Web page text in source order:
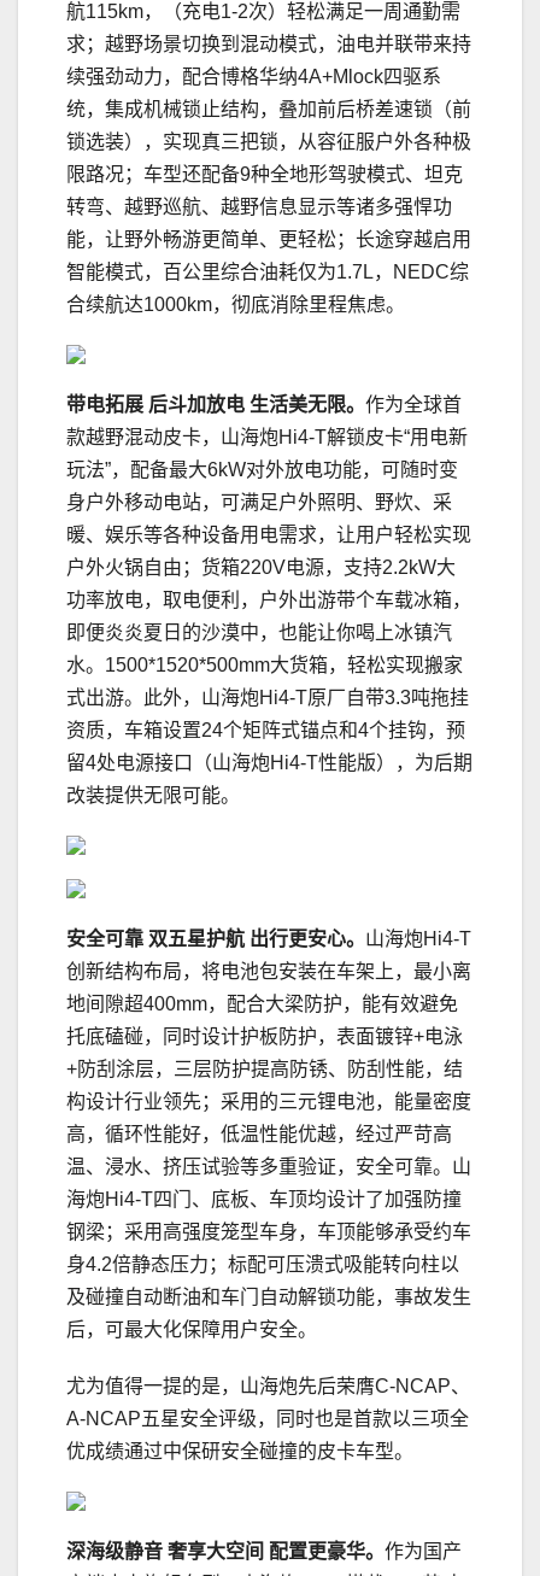
航115km，（充电1-2次）轻松满足一周通勤需
求；越野场景切换到混动模式，油电并联带来持
续强劲动力，配合博格华纳4A+Mlock四驱系
统，集成机械锁止结构，叠加前后桥差速锁（前
锁选装），实现真三把锁，从容征服户外各种极
限路况；车型还配备9种全地形驾驶模式、坦克
转弯、越野巡航、越野信息显示等诸多强悍功
能，让野外畅游更简单、更轻松；长途穿越启用
智能模式，百公里综合油耗仅为1.7L，NEDC综
合续航达1000km，彻底消除里程焦虑。
带电拓展 后斗加放电 生活美无限。 作为全球首
款越野混动皮卡，山海炮Hi4-T解锁皮卡“用电新
玩法”，配备最大6kW对外放电功能，可随时变
身户外移动电站，可满足户外照明、野炊、采
暖、娱乐等各种设备用电需求，让用户轻松实现
户外火锅自由；货箱220V电源，支持2.2kW大
功率放电，取电便利，户外出游带个车载冰箱，
即便炎炎夏日的沙漠中，也能让你喝上冰镇汽
水。1500*1520*500mm大货箱，轻松实现搬家
式出游。此外，山海炮Hi4-T原厂自带3.3吨拖挂
资质，车箱设置24个矩阵式锚点和4个挂钩，预
留4处电源接口（山海炮Hi4-T性能版），为后期
改装提供无限可能。
安全可靠 双五星护航 出行更安心。 山海炮Hi4-T
创新结构布局，将电池包安装在车架上，最小离
地间隙超400mm，配合大梁防护，能有效避免
托底磕碰，同时设计护板防护，表面镀锌+电泳
+防刮涂层，三层防护提高防锈、防刮性能，结
构设计行业领先；采用的三元锂电池，能量密度
高，循环性能好，低温性能优越，经过严苛高
温、浸水、挤压试验等多重验证，安全可靠。山
海炮Hi4-T四门、底板、车顶均设计了加强防撞
钢梁；采用高强度笼型车身，车顶能够承受约车
身4.2倍静态压力；标配可压溃式吸能转向柱以
及碰撞自动断油和车门自动解锁功能，事故发生
后，可最大化保障用户安全。
尤为值得一提的是，山海炮先后荣膺C-NCAP、
A-NCAP五星安全评级，同时也是首款以三项全
优成绩通过中保研安全碰撞的皮卡车型。
深海级静音 奢享大空间 配置更豪华。 作为国产